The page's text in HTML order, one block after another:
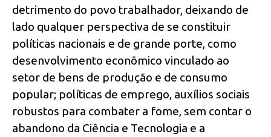
detrimento do povo trabalhador, deixando de
lado qualquer perspectiva de se constituir
políticas nacionais e de grande porte, como
desenvolvimento econômico vinculado ao
setor de bens de produção e de consumo
popular; políticas de emprego, auxílios sociais
robustos para combater a fome, sem contar o
abandono da Ciência e Tecnologia e a